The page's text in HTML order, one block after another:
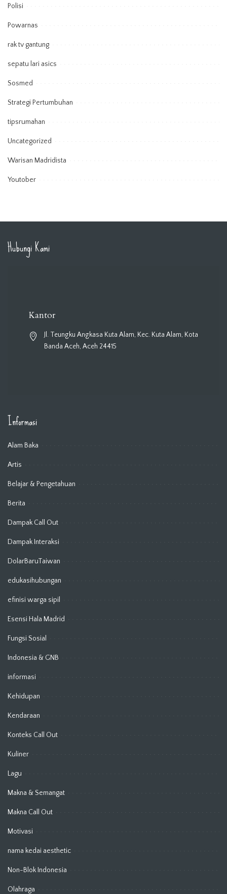
Polisi
Powarnas
rak tv gantung
sepatu lari asics
Sosmed
Strategi Pertumbuhan
tipsrumahan
Uncategorized
Warisan Madridista
Youtober
Hubungi Kami
Kantor
Jl. Teungku Angkasa Kuta Alam, Kec. Kuta Alam, Kota
Banda Aceh, Aceh 24415
Informasi
Alam Baka
Artis
Belajar & Pengetahuan
Berita
Dampak Call Out
Dampak Interaksi
DolarBaruTaiwan
edukasihubungan
efinisi warga sipil
Esensi Hala Madrid
Fungsi Sosial
Indonesia & GNB
informasi
Kehidupan
Kendaraan
Konteks Call Out
Kuliner
Lagu
Makna & Semangat
Makna Call Out
Motivasi
nama kedai aesthetic
Non-Blok Indonesia
Olahraga